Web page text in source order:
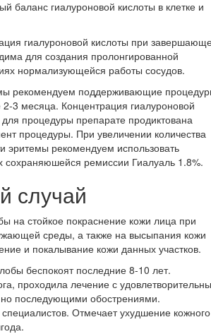
баланс гиалуроновой кислоты в клетке и
гиалуроновой кислоты при
для создания пролонгированной
нормализующейся работы сосудов.
рекомендуем поддерживающие
3 месяца. Концентрация гиалуроновой
процедуры препарате продиктована
процедуры. При увеличении количества
эритемы рекомендуем использовать
сохраняюшейся ремиссии Гиалуаль 1.8%.
случай
на стойкое покраснение кожи лица при
среды, а также на высыпания кожи
и покалывание кожи данных участков.
беспокоят последние 8-10 лет.
проходила лечение с
последующими обострениями.
Отмечает ухудшение кожного